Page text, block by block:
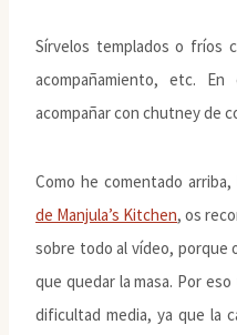
Sírvelos templados o fríos
acompañamiento, etc.
acompañar con chutney de
Como he comentado
de Manjula’s Kitchen, os
sobre todo al vídeo, porque
que quedar la masa. Por
dificultad media, ya que la